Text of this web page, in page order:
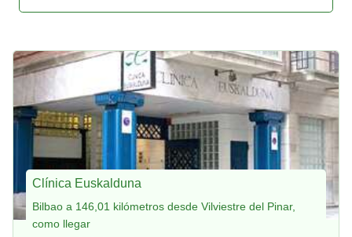
Clínica Euskalduna
Bilbao a 146,01 kilómetros desde Vilviestre del Pinar,
como llegar